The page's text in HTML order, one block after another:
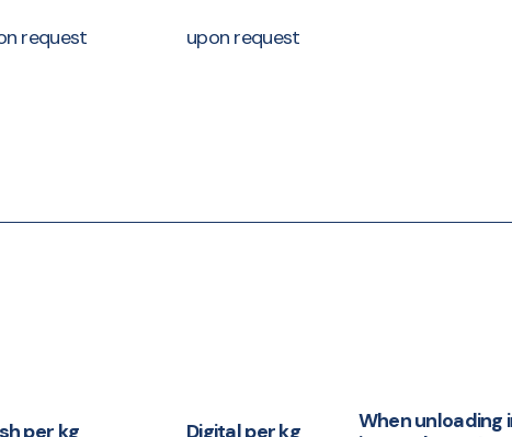
request upon request
per kg
Digital per kg
When unloading